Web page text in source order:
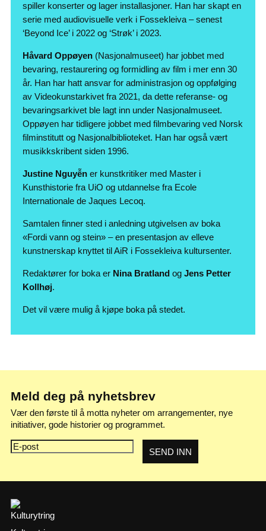
spiller konserter og lager installasjoner. Han har skapt en
serie med audiovisuelle verk i Fossekleiva – senest
‘Beyond Ice’ i 2022 og ‘Strøk’ i 2023.
Håvard Oppøyen(Nasjonalmuseet) har jobbet med
bevaring, restaurering og formidling av film i mer enn 30
år. Han har hatt ansvar for administrasjon og oppfølging
av Videokunstarkivet fra 2021, da dette referanse- og
bevaringsarkivet ble lagt inn under Nasjonalmuseet.
Oppøyen har tidligere jobbet med filmbevaring ved Norsk
filminstitutt og Nasjonalbiblioteket. Han har også vært
musikkskribent siden 1996.
Justine Nguyễner kunstkritiker med Master i
Kunsthistorie fra UiO og utdannelse fra Ecole
Internationale de Jaques Lecoq.
Samtalen finner sted i anledning utgivelsen av boka
«Fordi vann og stein» – en presentasjon av elleve
kunstnerskap knyttet til AiR i Fossekleiva kultursenter.
Redaktører for boka er Nina Bratlandog Jens Petter
Kollhøj.
Det vil være mulig å kjøpe boka på stedet.
Meld deg på nyhetsbrev
Vær den første til å motta nyheter om arrangementer, nye
initiativer, gode historier og programmet.